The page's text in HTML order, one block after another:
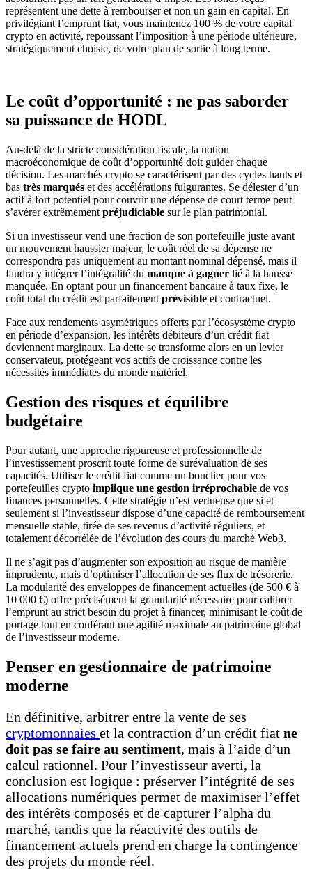
représentent une dette à rembourser et non un gain en capital. En
privilégiant l’emprunt fiat, vous maintenez 100 % de votre capital
crypto en activité, repoussant l’imposition à une période ultérieure,
stratégiquement choisie, de votre plan de sortie à long terme.
Le coût d’opportunité : ne pas saborder
sa puissance de HODL
Au-delà de la stricte considération fiscale, la notion
macroéconomique de coût d’opportunité doit guider chaque
décision. Les marchés crypto se caractérisent par des cycles hauts et
bas très marqués et des accélérations fulgurantes. Se délester d’un
actif à fort potentiel pour couvrir une dépense de court terme peut
s’avérer extrêmement préjudiciable sur le plan patrimonial.
Si un investisseur vend une fraction de son portefeuille juste avant
un mouvement haussier majeur, le coût réel de sa dépense ne
correspondra pas uniquement au montant nominal dépensé, mais il
faudra y intégrer l’intégralité du manque à gagner lié à la hausse
manquée. En optant pour un financement bancaire à taux fixe, le
coût total du crédit est parfaitement prévisible et contractuel.
Face aux rendements asymétriques offerts par l’écosystème crypto
en période d’expansion, les intérêts débiteurs d’un crédit fiat
deviennent marginaux. La dette se transforme alors en un levier
conservateur, protégeant vos actifs de croissance contre les
nécessités immédiates du monde matériel.
Gestion des risques et équilibre
budgétaire
Pour autant, une approche rigoureuse et professionnelle de
l’investissement proscrit toute forme de surévaluation de ses
capacités. Utiliser le crédit fiat comme un bouclier pour vos
portefeuilles crypto implique une gestion irréprochable de vos
finances personnelles. Cette stratégie n’est vertueuse que si et
seulement si l’investisseur dispose d’une capacité de remboursement
mensuelle stable, tirée de ses revenus d’activité réguliers, et
totalement décorrélée de l’évolution des cours du marché Web3.
Il ne s’agit pas d’augmenter son exposition au risque de manière
imprudente, mais d’optimiser l’allocation de ses flux de trésorerie.
La modularité des enveloppes de financement actuelles (de 500 € à
10 000 €) offre précisément la granularité nécessaire pour calibrer
l’emprunt au strict besoin du projet à financer, minimisant le coût de
portage tout en conférant une agilité maximale au patrimoine global
de l’investisseur moderne.
Penser en gestionnaire de patrimoine
moderne
En définitive, arbitrer entre la vente de ses
cryptomonnaies et la contraction d’un crédit fiat ne
doit pas se faire au sentiment, mais à l’aide d’un
calcul rationnel. Pour l’investisseur averti, la
conclusion est logique : préserver l’intégrité de ses
allocations numériques permet de maximiser l’effet
des intérêts composés et de capturer l’alpha du
marché, tandis que la réactivité des outils de
financement actuels prend en charge la contingence
des projets du monde réel.